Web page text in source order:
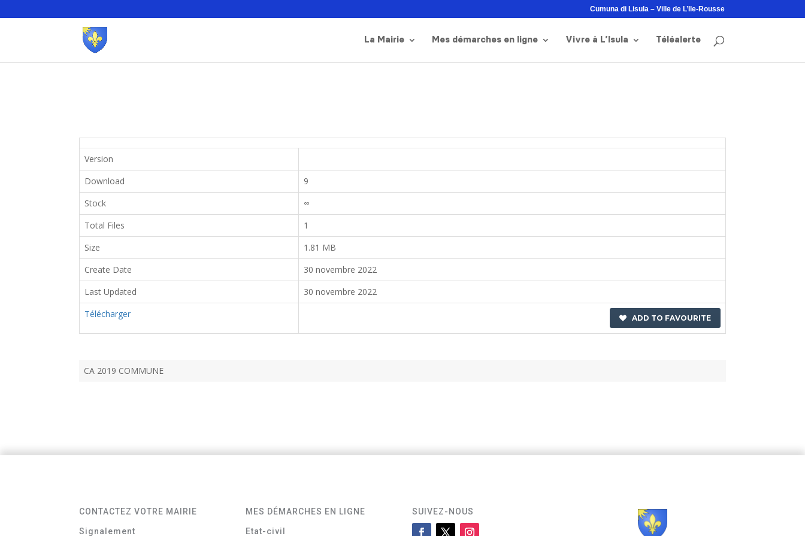
Cumuna di Lisula – Ville de L’Ile-Rousse
La Mairie Mes démarches en ligne Vivre à L’Isula Téléalerte
Version
Download
9
Stock
∞
Total Files
1
Size
1.81 MB
Create Date
30 novembre 2022
Last Updated
30 novembre 2022
Télécharger
ADD TO FAVOURITE
CA 2019 COMMUNE
CONTACTEZ VOTRE MAIRIE
Signalement
MES DÉMARCHES EN LIGNE
Etat-civil
SUIVEZ-NOUS